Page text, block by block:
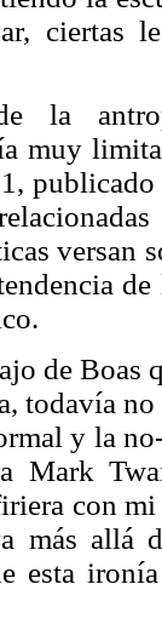
ciertas
la
muy
versan
de Boas
todavía
y la
Mark
con
más allá
esta